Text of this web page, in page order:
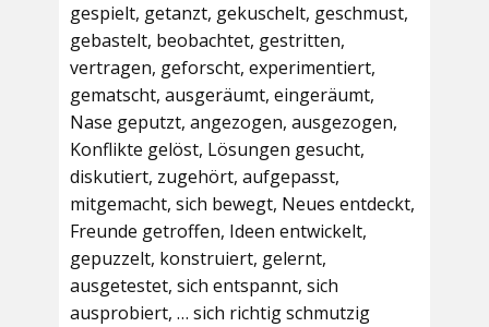
gespielt, getanzt, gekuschelt, geschmust,
gebastelt, beobachtet, gestritten,
vertragen, geforscht, experimentiert,
gematscht, ausgeräumt, eingeräumt,
Nase geputzt, angezogen, ausgezogen,
Konflikte gelöst, Lösungen gesucht,
diskutiert, zugehört, aufgepasst,
mitgemacht, sich bewegt, Neues entdeckt,
Freunde getroffen, Ideen entwickelt,
gepuzzelt, konstruiert, gelernt,
ausgetestet, sich entspannt, sich
ausprobiert, … sich richtig schmutzig